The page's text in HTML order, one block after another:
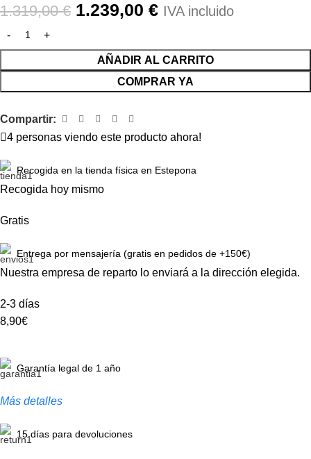
1.319,00€ 1.239,00 € IVA incluido
AÑADIR AL CARRITO
COMPRAR YA
Compartir:
4 personas viendo este producto ahora!
Recogida en la tienda física en Estepona
Recogida hoy mismo
Gratis
Entrega por mensajería (gratis en pedidos de +150€)
Nuestra empresa de reparto lo enviará a la dirección elegida.
2-3 días
8,90€
Garantía legal de 1 año
Más detalles
15 días para devoluciones